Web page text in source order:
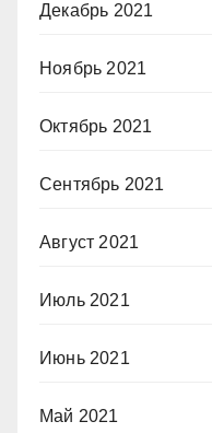
Декабрь 2021
Ноябрь 2021
Октябрь 2021
Сентябрь 2021
Август 2021
Июль 2021
Июнь 2021
Май 2021